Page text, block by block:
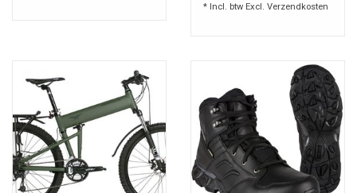
* Incl. btw Excl. Verzendkosten